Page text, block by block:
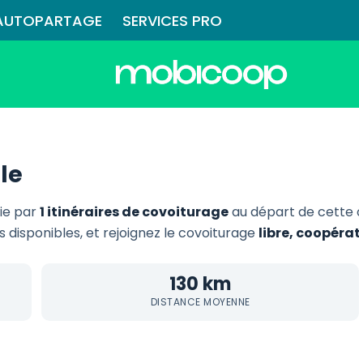
SERVICES PRO
par1 itinéraires de covoiturageau départ de cette
disponibles, et rejoignez le covoiturage libre,
130 km
DISTANCE MOYENNE